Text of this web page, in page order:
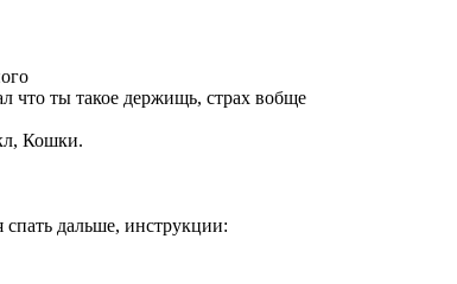
что ты такое держищь, страх вобще
Кошки.
дальше, инструкции: